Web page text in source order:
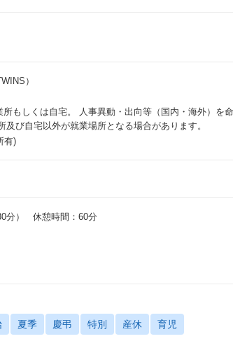
）
もしくは自宅。 人事異動・出向等（国内・海外）を
び自宅以外が就業場所となる場合があります。
有)
分） 休憩時間：60分
夏季 慶弔 特別 産休 育児